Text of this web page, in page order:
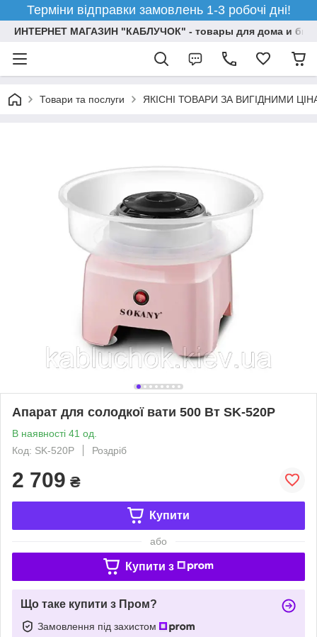
Терміни відправки замовлень 1-3 робочі дні!
ИНТЕРНЕТ МАГАЗИН "КАБЛУЧОК" - товары для дома и
Товари та послуги ЯКІСНІ ТОВАРИ ЗА ВИГІДНИМИ
Апарат для солодкої вати 500 Вт SK-520P
В наявності 41 од.
Код: SK-520P
Роздріб
2 709 ₴
Купити
або
Купити з
Що таке купити з Пром?
Замовлення під захистом